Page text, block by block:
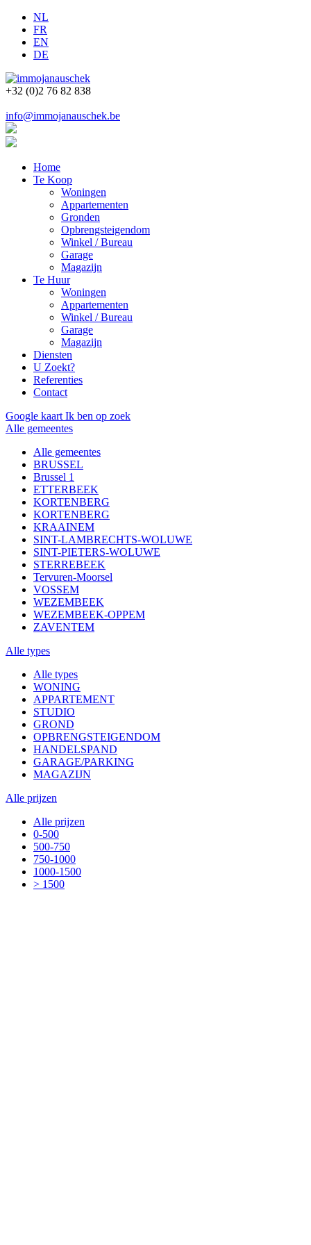
NL
FR
EN
DE
+32 (0)2 76 82 838
info@immojanauschek.be
Home
Te Koop
Woningen
Appartementen
Gronden
Opbrengsteigendom
Winkel / Bureau
Garage
Magazijn
Te Huur
Woningen
Appartementen
Winkel / Bureau
Garage
Magazijn
Diensten
U Zoekt?
Referenties
Contact
Google kaart Ik ben op zoek
Alle gemeentes
Alle gemeentes
BRUSSEL
Brussel 1
ETTERBEEK
KORTENBERG
KORTENBERG
KRAAINEM
SINT-LAMBRECHTS-WOLUWE
SINT-PIETERS-WOLUWE
STERREBEEK
Tervuren-Moorsel
VOSSEM
WEZEMBEEK
WEZEMBEEK-OPPEM
ZAVENTEM
Alle types
Alle types
WONING
APPARTEMENT
STUDIO
GROND
OPBRENGSTEIGENDOM
HANDELSPAND
GARAGE/PARKING
MAGAZIJN
Alle prijzen
Alle prijzen
0-500
500-750
750-1000
1000-1500
> 1500